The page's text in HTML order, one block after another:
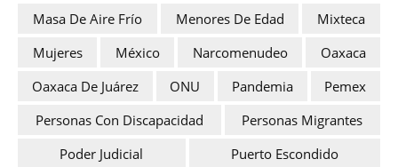
Masa De Aire Frío
Menores De Edad
Mixteca
Mujeres
México Narcomenudeo
Oaxaca
Oaxaca De Juárez
ONU Pandemia
Pemex
Personas Con Discapacidad
Personas Migrantes
Poder Judicial
Puerto Escondido